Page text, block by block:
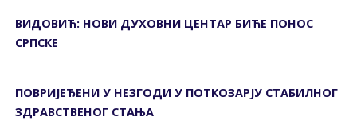
ВИДОВИЋ: НОВИ ДУХОВНИ ЦЕНТАР БИЋЕ ПОНОС
СРПСКЕ
ПОВРИЈЕЂЕНИ У НЕЗГОДИ У ПОТКОЗАРЈУ СTАБИЛНОГ
ЗДРАВСTВЕНОГ СTАЊА